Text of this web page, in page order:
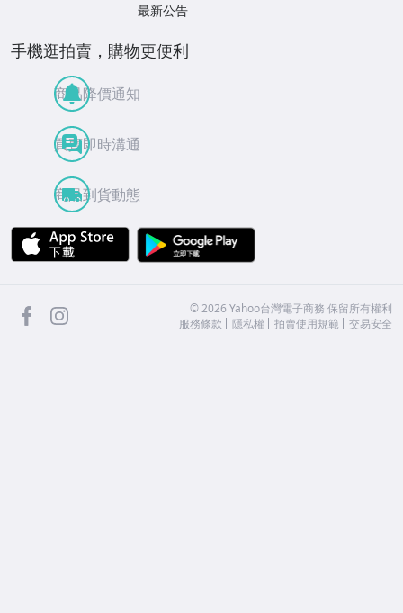
最新公告
手機逛拍賣，購物更便利
商品降價通知
買賣即時溝通
商品到貨動態
APP Store
facebook ©2026 Yahoo台灣電子商務 保留所有權利
服務條款
隱私權 拍賣使用規範 交易安全